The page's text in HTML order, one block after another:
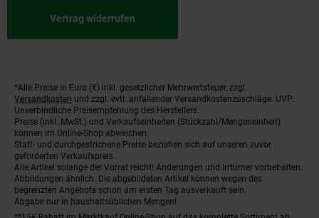
Vertrag widerrufen
Fußnoten
*Alle Preise in Euro (€) inkl. gesetzlicher Mehrwertsteuer, zzgl.
Versandkosten und zzgl. evtl. anfallender Versandkostenzuschläge. UVP:
Unverbindliche Preisempfehlung des Herstellers.
Preise (inkl. MwSt.) und Verkaufseinheiten (Stückzahl/Mengeneinheit)
können im Online-Shop abweichen.
Statt- und durchgestrichene Preise beziehen sich auf unseren zuvor
geforderten Verkaufspreis.
Alle Artikel solange der Vorrat reicht! Änderungen und Irrtümer vorbehalten.
Abbildungen ähnlich. Die abgebildeten Artikel können wegen des
begrenzten Angebots schon am ersten Tag ausverkauft sein.
Abgabe nur in haushaltsüblichen Mengen!